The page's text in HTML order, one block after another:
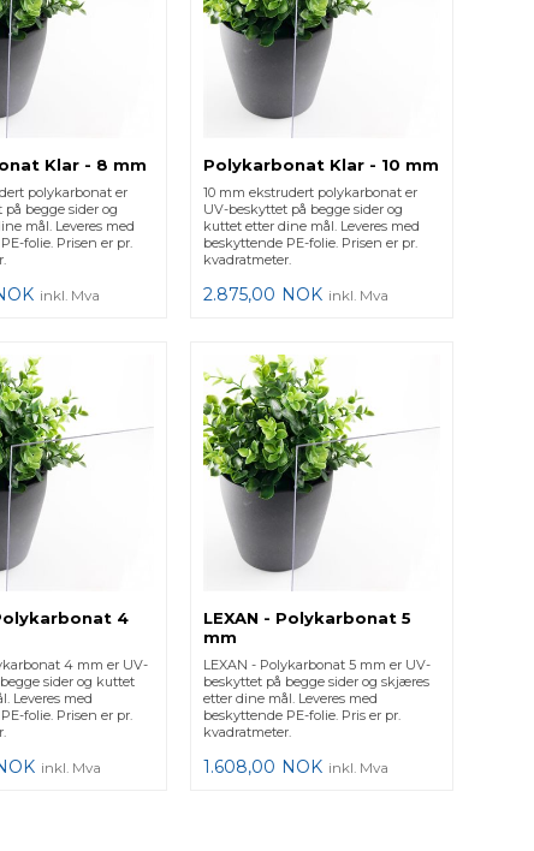
Klar - 8 mm
polykarbonat er
begge sider og
mål. Leveres med
folie. Prisen er pr.
inkl. Mva
Polykarbonat Klar - 10 mm
10 mm ekstrudert polykarbonat er
UV-beskyttet på begge sider og
kuttet etter dine mål. Leveres med
beskyttende PE-folie. Prisen er pr.
kvadratmeter.
2.875,00 NOK inkl. Mva
4
4 mm er UV-
sider og kuttet
Leveres med
folie. Prisen er pr.
inkl. Mva
LEXAN - Polykarbonat 5
mm
LEXAN - Polykarbonat 5 mm er UV-
beskyttet på begge sider og skjæres
etter dine mål. Leveres med
beskyttende PE-folie. Pris er pr.
kvadratmeter.
1.608,00 NOK inkl. Mva